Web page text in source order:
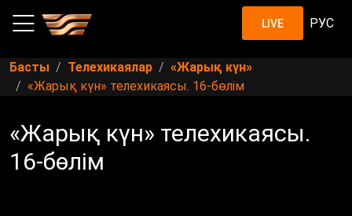
LIVE РУС
Басты Телехикаялар
«Жарық күн»
«Жарық күн» телехикаясы. 16-бөлім
«Жарық күн» телехикаясы.
16-бөлім